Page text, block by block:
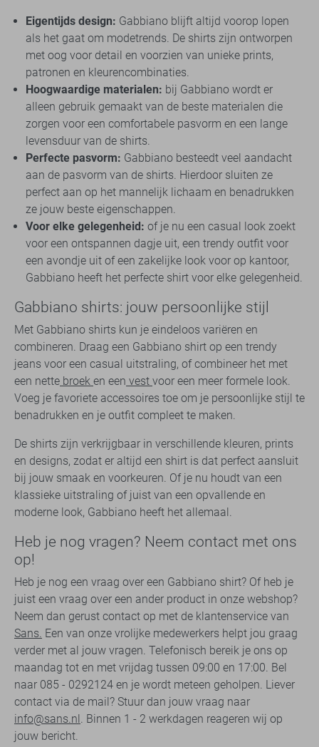
Eigentijds design: Gabbiano blijft altijd voorop lopen
als het gaat om modetrends. De shirts zijn ontworpen
met oog voor detail en voorzien van unieke prints,
patronen en kleurencombinaties.
Hoogwaardige materialen: bij Gabbiano wordt er
alleen gebruik gemaakt van de beste materialen die
zorgen voor een comfortabele pasvorm en een lange
levensduur van de shirts.
Perfecte pasvorm: Gabbiano besteedt veel aandacht
aan de pasvorm van de shirts. Hierdoor sluiten ze
perfect aan op het mannelijk lichaam en benadrukken
ze jouw beste eigenschappen.
Voor elke gelegenheid: of je nu een casual look zoekt
voor een ontspannen dagje uit, een trendy outfit voor
een avondje uit of een zakelijke look voor op kantoor,
Gabbiano heeft het perfecte shirt voor elke gelegenheid.
Gabbiano shirts: jouw persoonlijke stijl
Met Gabbiano shirts kun je eindeloos variëren en
combineren. Draag een Gabbiano shirt op een trendy
jeans voor een casual uitstraling, of combineer het met
een nette broek en een vest voor een meer formele look.
Voeg je favoriete accessoires toe om je persoonlijke stijl te
benadrukken en je outfit compleet te maken.
De shirts zijn verkrijgbaar in verschillende kleuren, prints
en designs, zodat er altijd een shirt is dat perfect aansluit
bij jouw smaak en voorkeuren. Of je nu houdt van een
klassieke uitstraling of juist van een opvallende en
moderne look, Gabbiano heeft het allemaal.
Heb je nog vragen? Neem contact met ons
op!
Heb je nog een vraag over een Gabbiano shirt? Of heb je
juist een vraag over een ander product in onze webshop?
Neem dan gerust contact op met de klantenservice van
Sans. Een van onze vrolijke medewerkers helpt jou graag
verder met al jouw vragen. Telefonisch bereik je ons op
maandag tot en met vrijdag tussen 09:00 en 17:00. Bel
naar 085 - 0292124 en je wordt meteen geholpen. Liever
contact via de mail? Stuur dan jouw vraag naar
info@sans.nl. Binnen 1 - 2 werkdagen reageren wij op
jouw bericht.